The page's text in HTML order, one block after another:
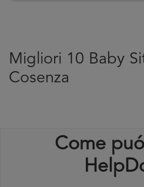
Migliori 10 Baby
Cosenza
Come